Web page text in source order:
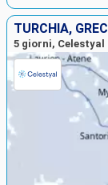
TURCHIA,
5 giorni, Celestyal